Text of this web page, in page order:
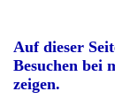
Auf dieser
Besuchen bei
zeigen.